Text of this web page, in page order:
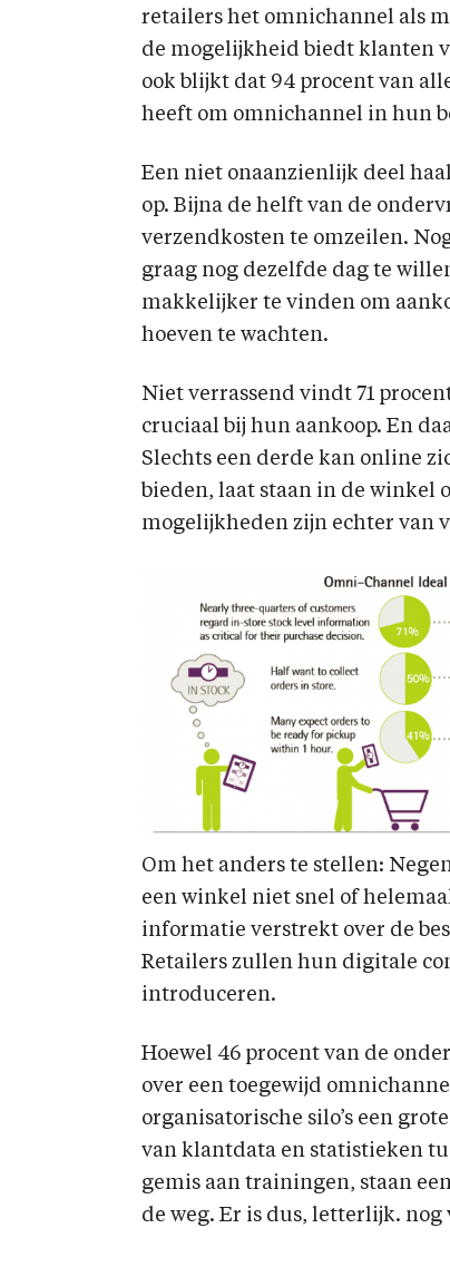
retailers het omnichannel als
de mogelijkheid biedt klanten
ook blijkt dat 94 procent van
heeft om omnichannel in hun
Een niet onaanzienlijk deel
op. Bijna de helft van de
verzendkosten te omzeilen.
graag nog dezelfde dag te
makkelijker te vinden om
hoeven te wachten.
Niet verrassend vindt 71
cruciaal bij hun aankoop. En
Slechts een derde kan online
bieden, laat staan in de winkel
mogelijkheden zijn echter van
Om het anders te stellen:
een winkel niet snel of
informatie verstrekt over de
Retailers zullen hun digitale
introduceren.
Hoewel 46 procent van de
over een toegewijd
organisatorische silo’s een
van klantdata en statistieken
gemis aan trainingen, staan
de weg. Er is dus, letterlijk.